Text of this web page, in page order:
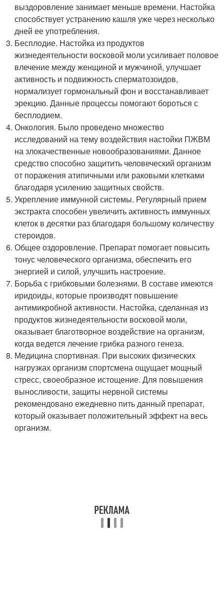
выздоровление занимает меньше времени. Настойка
способствует устранению кашля уже через несколько
дней ее употребления.
Бесплодие. Настойка из продуктов
жизнедеятельности восковой моли усиливает половое
влечение между женщиной и мужчиной, улучшает
активность и подвижность сперматозоидов,
нормализует гормональный фон и восстанавливает
эрекцию. Данные процессы помогают бороться с
бесплодием.
Онкология. Было проведено множество
исследований на тему воздействия настойки ПЖВМ
на злокачественные новообразованиями. Данное
средство способно защитить человеческий организм
от поражения атипичными или раковыми клетками
благодаря усилению защитных свойств.
Укрепление иммунной системы. Регулярный прием
экстракта способен увеличить активность иммунных
клеток в десятки раз благодаря большому количеству
стероидов.
Общее оздоровление. Препарат помогает повысить
тонус человеческого организма, обеспечить его
энергией и силой, улучшить настроение.
Борьба с грибковыми болезнями. В составе имеются
иридоиды, которые производят повышение
антимикробной активности. Настойка, сделанная из
продуктов жизнедеятельности восковой моли,
оказывает благотворное воздействие на организм,
когда ведется лечение грибка разного генеза.
Медицина спортивная. При высоких физических
нагрузках организм спортсмена ощущает мощный
стресс, своеобразное истощение. Для повышения
выносливости, защиты нервной системы
рекомендовано ежедневно пить данный препарат,
который оказывает положительный эффект на весь
организм.